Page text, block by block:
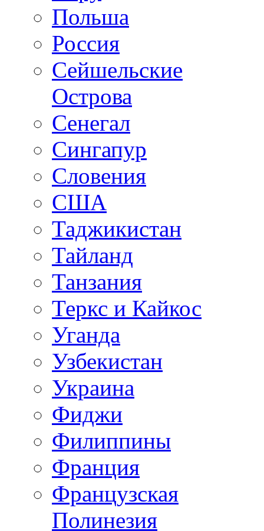
Польша
Россия
Сейшельские
Острова
Сенегал
Сингапур
Словения
США
Таджикистан
Тайланд
Танзания
Теркс и Кайкос
Уганда
Узбекистан
Украина
Фиджи
Филиппины
Франция
Французская
Полинезия